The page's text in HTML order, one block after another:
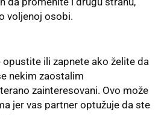
voljenoj osobi.
opustite ili zapnete ako želite da
nekim zaostalim
zainteresovani. Ovo može
jer vas partner optužuje da ste